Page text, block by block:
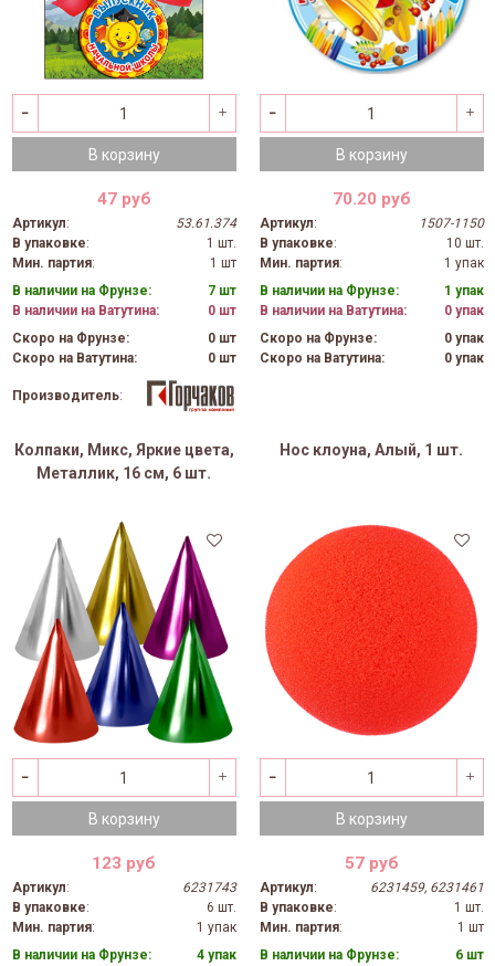
В корзину
47 руб
Артикул:
53.61.374
В упаковке:
1 шт.
Мин. партия:
1 шт
В наличии на Фрунзе:
7 шт
В наличии на Ватутина:
0 шт
Скоро на Фрунзе:
0 шт
Скоро на Ватутина:
0 шт
Производитель:
В корзину
70.20 руб
Артикул:
1507-1150
В упаковке:
10 шт.
Мин. партия:
1 упак
В наличии на Фрунзе:
1 упак
В наличии на Ватутина:
0 упак
Скоро на Фрунзе:
0 упак
Скоро на Ватутина:
0 упак
Колпаки, Микс, Яркие цвета,
Металлик, 16 см, 6 шт.
В корзину
123 руб
Артикул:
6231743
В упаковке:
6 шт.
Мин. партия:
1 упак
В наличии на Фрунзе:
4 упак
Нос клоуна, Алый, 1 шт.
В корзину
57 руб
Артикул:
6231459, 6231461
В упаковке:
1 шт.
Мин. партия:
1 шт
В наличии на Фрунзе:
6 шт